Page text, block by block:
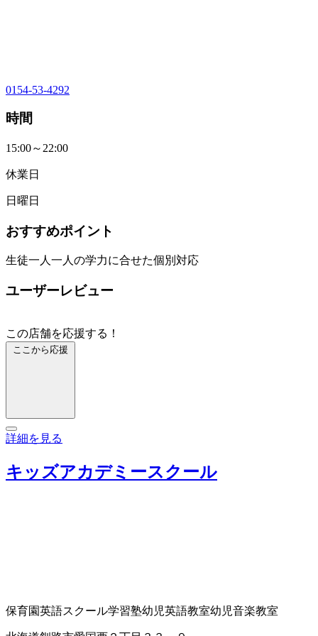
0154-53-4292
時間
15:00～22:00
休業日
日曜日
おすすめポイント
生徒一人一人の学力に合せた個別対応
ユーザーレビュー
この店舗を応援する！
ここから応援
詳細を見る
キッズアカデミースクール
保育園英語スクール学習塾幼児英語教室幼児音楽教室